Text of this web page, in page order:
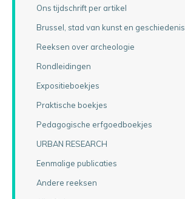
Ons tijdschrift per artikel
Brussel, stad van kunst en geschiedenis
Reeksen over archeologie
Rondleidingen
Expositieboekjes
Praktische boekjes
Pedagogische erfgoedboekjes
URBAN RESEARCH
Eenmalige publicaties
Andere reeksen